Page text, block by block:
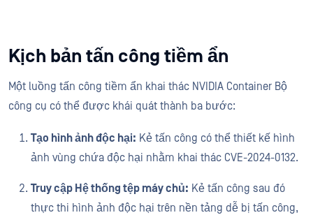
Kịch bản tấn công tiềm ẩn
Một luồng tấn công tiềm ẩn khai thác NVIDIA Container Bộ
công cụ có thể được khái quát thành ba bước:
Tạo hình ảnh độc hại: Kẻ tấn công có thể thiết kế hình
ảnh vùng chứa độc hại nhằm khai thác CVE-2024-0132.
Truy cập Hệ thống tệp máy chủ: Kẻ tấn công sau đó
thực thi hình ảnh độc hại trên nền tảng dễ bị tấn công,